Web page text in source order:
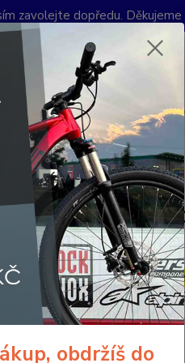
zavolejte dopředu. Děkujeme
soukromí Články
Nevíte si
+420 733
PO-PÁ 10:00-
použití funkce Hlídací pes
………………, IČ ……………….,
parlamentu a Rady (EU)
těchto údajů a o
obdržíš do